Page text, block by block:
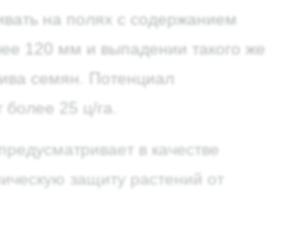
на полях с содержанием
120 мм и выпадении такого же
семян. Потенциал
более 25 ц/га.
в качестве
защиту растений от